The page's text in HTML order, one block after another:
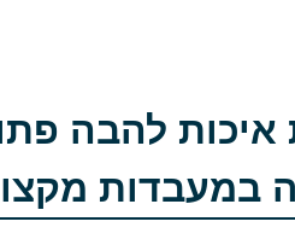
איכות להבה
במעבדות